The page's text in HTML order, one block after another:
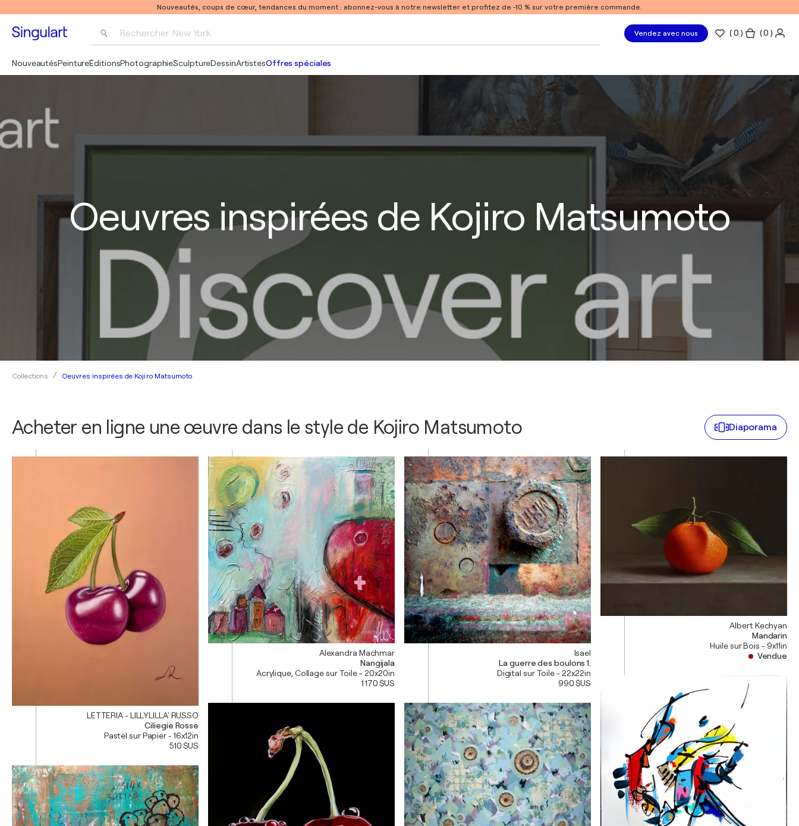
Nouveautés, coups de cœur, tendances du moment : abonnez-vous à notre newsletter et profitez de -10 % sur votre première commande.
Rechercher New York Vendez avec nous (0 ) ( 0 )
NouveautésPeintureÉditionsPhotographieSculptureDessinArtistesOffres spéciales
Oeuvres inspirées de Kojiro Matsumoto
Collections Oeuvres inspirées de Kojiro Matsumoto
Acheter en ligne une œuvre dans le style de Kojiro Matsumoto Diaporama
LETTERIA - LILLYLILLA' RUSSO
Ciliegie Rosse
Pastel sur Papier - 16x12in
510 $US
Alexandra Machmar
Nangijala
Acrylique, Collage sur Toile - 20x20in
1 170 $US
Isael
La guerre des boulons 1.
Digital sur Toile - 22x22in
990 $US
Albert Kechyan
Mandarin
Huile sur Bois - 9x11in
Vendue